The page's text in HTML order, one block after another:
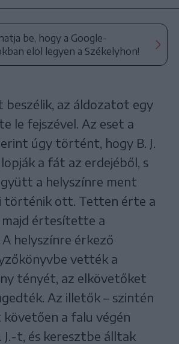
be, hogy a Google-
elöl legyen a Székelyhon!
beszélik, az áldozatot egy
le fejszével. Az eset a
úgy történt, hogy B. J.
a fát az erdejéből, s
a helyszínre ment
történik ott. Tetten érte a
értesítette a
helyszínre érkező
vették a
tényét, az elkövetőket
Az illetők – szintén
a falu végén
J.-t, és keresztbe álltak